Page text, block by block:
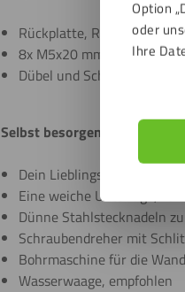
Option
oder
Ihre
Rückplatte,
8x M5x20 mm Edelstahl-
Dübel und Schraube für die
Selbst besorgen:
Dein Lieblings-Trikot
Eine weiche Unterlage,
Dünne Stahlstecknadeln
Schraubendreher mit
Bohrmaschine für die
Wasserwaage, empfohlen